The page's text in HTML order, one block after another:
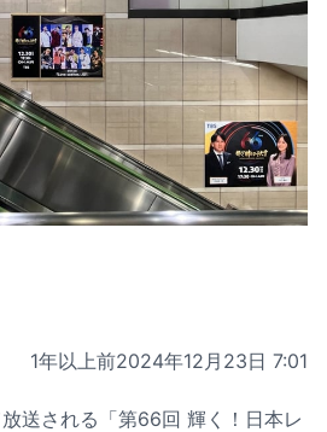
1年以上前2024年12月23日 7:01
送される「第66回 輝く！日本レ